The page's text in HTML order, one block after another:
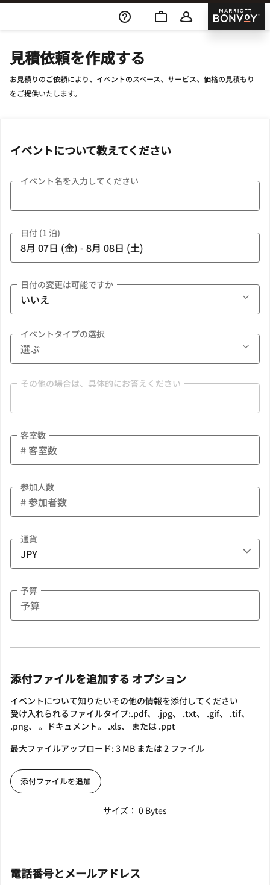
Skip To Content
Marriott
見積依頼を作成する
お見積りのご依頼により、イベントのスペース、サービス、価格の見積もり
をご提供いたします。
イベントについて教えてください
イベント名を入力してください
日付 (1 泊)
日付の変更は可能ですか
イベントタイプの選択
その他の場合は、具体的にお答えください
客室数
参加人数
通貨
予算
添付ファイルを追加する オプション
イベントについて知りたいその他の情報を添付してください
受け入れられるファイルタイプ:.pdf、 .jpg、 .txt、 .gif、 .tif、
.png、 。ドキュメント。 .xls、 または .ppt
最大ファイルアップロード: 3 MB または 2 ファイル
添付ファイルを追加
サイズ： 0 Bytes
電話番号とメールアドレス